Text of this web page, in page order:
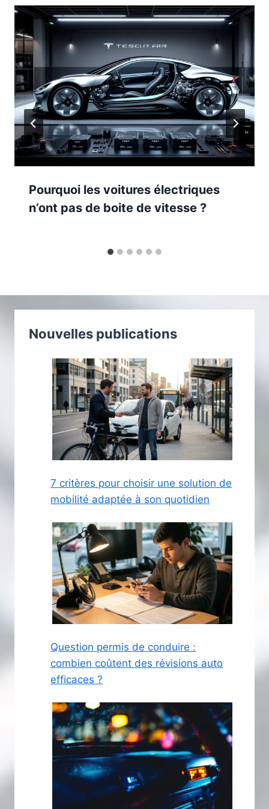
Pourquoi les voitures électriques
n’ont pas de boite de vitesse ?
Nouvelles publications
7 critères pour choisir une solution de
mobilité adaptée à son quotidien
Question permis de conduire :
combien coûtent des révisions auto
efficaces ?